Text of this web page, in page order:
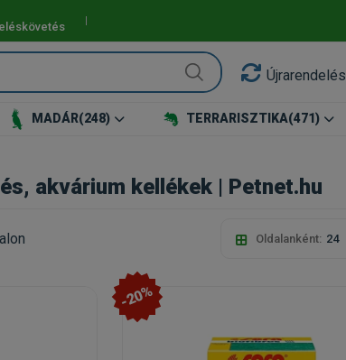
Újrarendelés
MADÁR(248) TERRARISZTIKA(471)
akvárium kellékek | Petnet.hu
Oldalanként: 24
-20%